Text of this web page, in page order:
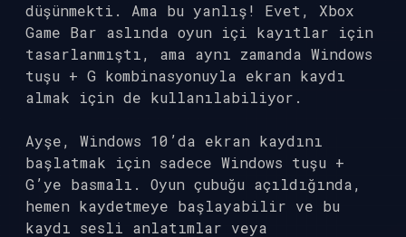
düşünmekti. Ama bu yanlış! Evet, Xbox
Game Bar aslında oyun içi kayıtlar için
tasarlanmıştı, ama aynı zamanda Windows
tuşu + G kombinasyonuyla ekran kaydı
almak için de kullanılabiliyor.
Ayşe, Windows 10’da ekran kaydını
başlatmak için sadece Windows tuşu +
G’ye basmalı. Oyun çubuğu açıldığında,
hemen kaydetmeye başlayabilir ve bu
kaydı sesli anlatımlar veya